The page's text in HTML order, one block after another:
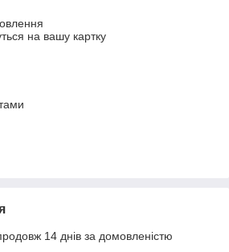
на вашу картку
14 днів за домовленістю